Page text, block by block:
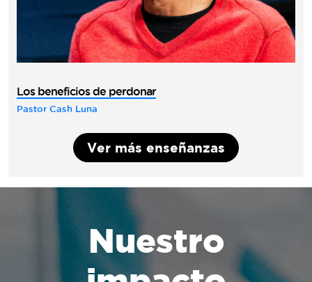
Los beneficios de perdonar
Pastor Cash Luna
Ver más enseñanzas
Nuestro